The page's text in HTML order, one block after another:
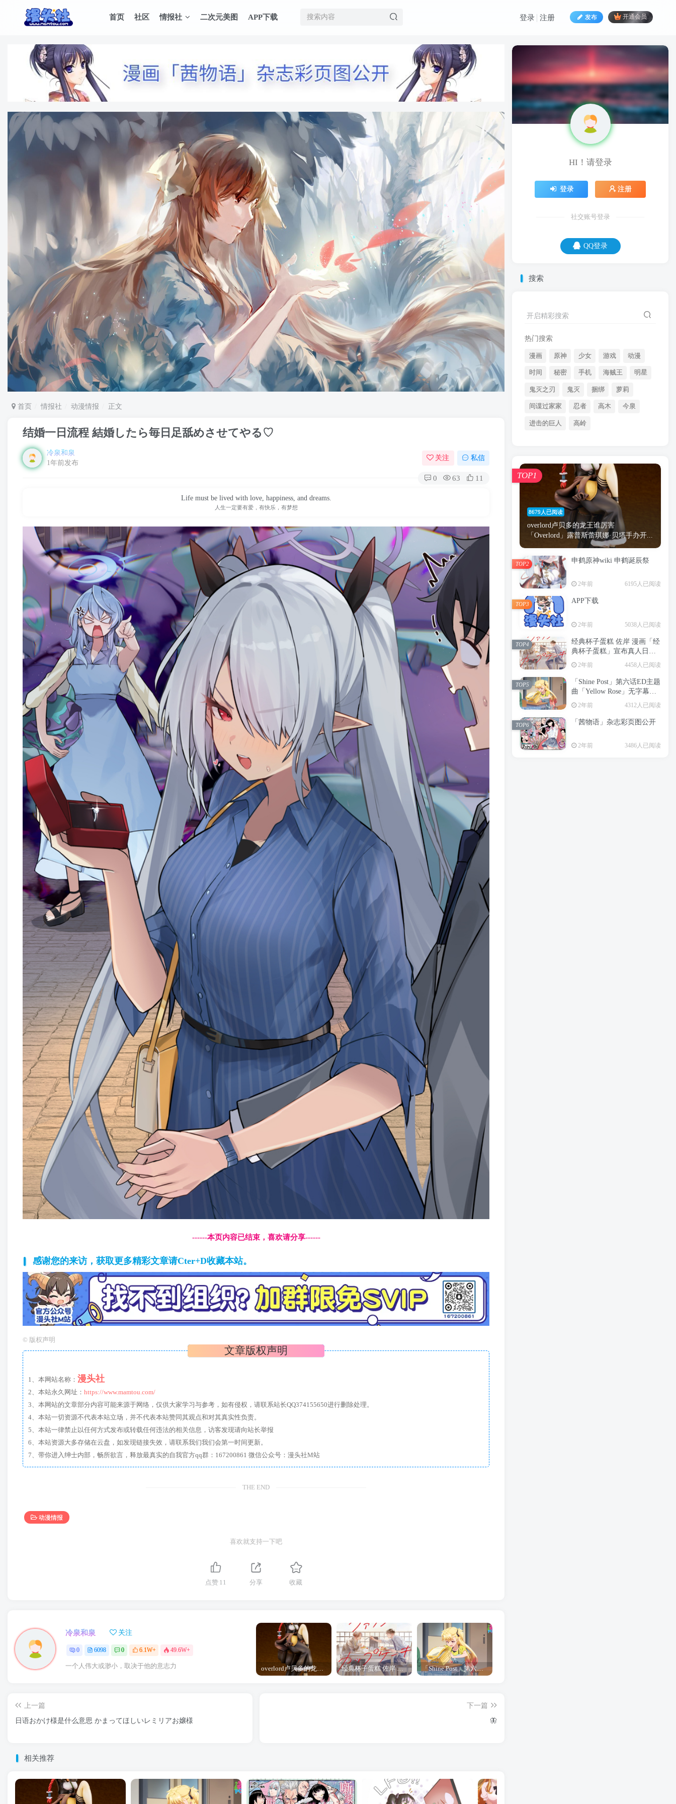
首页 社区 情报社 二次元美图 APP下载 发布 开通会员
登录 注册
首页 情报社 动漫情报 正文
结婚一日流程 結婚したら毎日足舐めさせてやる♡
冷泉和泉
1年前发布
关注 私信
0 63 11
Life must be lived with love, happiness, and dreams.
人生一定要有爱，有快乐，有梦想
------本页内容已结束，喜欢请分享------
感谢您的来访，获取更多精彩文章请Cter+D收藏本站。
© 版权声明
文章版权声明
1、本网站名称： 漫头社
2、本站永久网址： https://www.mamtou.com/
3、本网站的文章部分内容可能来源于网络，仅供大家学习与参考，如有侵权，请联系站长QQ374155650进行删除处理。
4、本站一切资源不代表本站立场，并不代表本站赞同其观点和对其真实性负责。
5、本站一律禁止以任何方式发布或转载任何违法的相关信息，访客发现请向站长举报
6、本站资源大多存储在云盘，如发现链接失效，请联系我们我们会第一时间更新。
7、带你进入绅士内部，畅所欲言，释放最真实的自我官方qq群：167200861 微信公众号：漫头社M站
THE END
动漫情报
喜欢就支持一下吧
点赞 11 分享 收藏
冷泉和泉 关注
0 6098 0 6.1W+ 49.6W+
一个人伟大或渺小，取决于他的意志力 经典杯子蛋糕 佐岸 漫画「经典杯子蛋糕」宣布真人日剧化 「Shine Post」第六话ED主题曲「Yellow Rose」无字幕MV公开
上一篇
日语おかけ様是什么意思 かまってほしいレミリアお嬢様
下一篇
🦋
相关推荐
HI！请登录
登录 注册
社交账号登录
QQ登录
搜索
开启精彩搜索
热门搜索
漫画 原神 少女 游戏 动漫
时间 秘密 手机 海贼王 明星
鬼灭之刃 鬼灭 捆绑 萝莉
间谍过家家 忍者 高木 今泉
进击的巨人 高岭
8679人已阅读
overlord卢贝多的龙王谁厉害
「Overlord」露普斯蕾琪娜·贝塔手办开...
TOP1
申鹤原神wiki 申鹤诞辰祭
2年前 6195人已阅读
TOP2
APP下载
2年前 5038人已阅读
TOP3
经典杯子蛋糕 佐岸 漫画「经
典杯子蛋糕」宣布真人日剧
化
2年前 4458人已阅读
TOP4
「Shine Post」第六话ED主题
曲「Yellow Rose」无字幕MV
公开
2年前 4312人已阅读
TOP5
「茜物语」杂志彩页图公开
2年前 3486人已阅读
TOP6
HI！请登录
登录 注册
社交账号登录
QQ登录
男女之间的纯友谊，穷丑矮胖必占一条。
时间 秘密 手机 海贼王
鬼灭 捆绑 萝莉
间谍过家家 忍者 高木
进击的巨人 高岭
8679人已阅读
overlord卢贝多的龙王谁厉害
「Overlord」露普斯蕾琪娜·贝塔手办开...
TOP1
申鹤原神wiki 申鹤诞辰祭
2年前 6195人已阅读
TOP2
APP下载
2年前 5038人已阅读
TOP3
经典杯子蛋糕 佐岸 漫画「经
典杯子蛋糕」宣布真人日剧
TOP4